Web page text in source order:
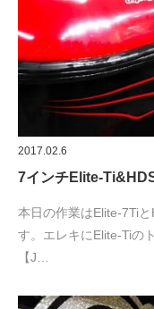
2017.02.6
7インチElite-
本日の作業はElite-7Ti
す。エレキにElite-Tiの
【J…